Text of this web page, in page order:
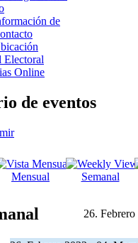
de
Electoral
Online
de eventos
Mensual Semanal
26.